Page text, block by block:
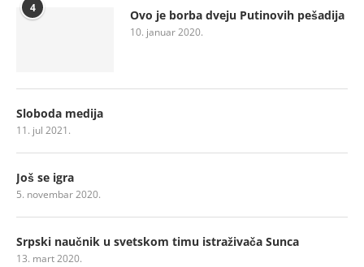
4 Ovo je borba dveju Putinovih pešadija
10. januar 2020.
Sloboda medija
11. jul 2021.
Još se igra
5. novembar 2020.
Srpski naučnik u svetskom timu istraživača Sunca
13. mart 2020.